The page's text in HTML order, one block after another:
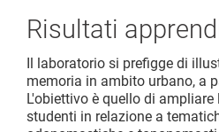
Risultati
Il laboratorio si prefigge di
memoria in ambito urbano, a
L'obiettivo è quello di ampliare
studenti in relazione a